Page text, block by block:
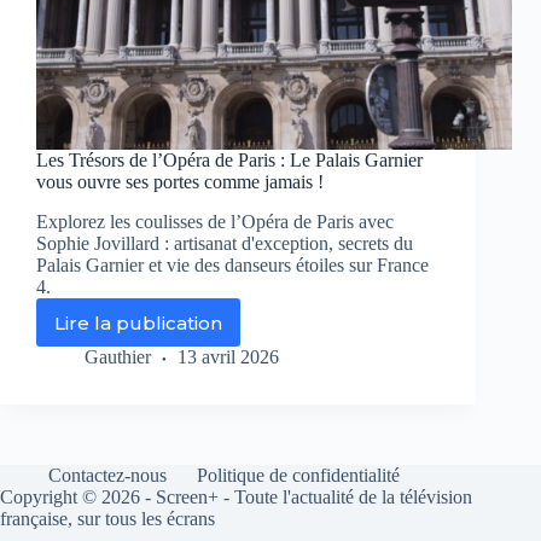
Les Trésors de l’Opéra de Paris : Le Palais Garnier
vous ouvre ses portes comme jamais !
Explorez les coulisses de l’Opéra de Paris avec
Sophie Jovillard : artisanat d'exception, secrets du
Palais Garnier et vie des danseurs étoiles sur France
4.
Lire la publication
Les
Trésors
:
Le
Palais
Gauthier 13 avril 2026
Contactez-nous
Politique de confidentialité
Copyright © 2026 - Screen+ - Toute l'actualité de la télévision
française, sur tous les écrans